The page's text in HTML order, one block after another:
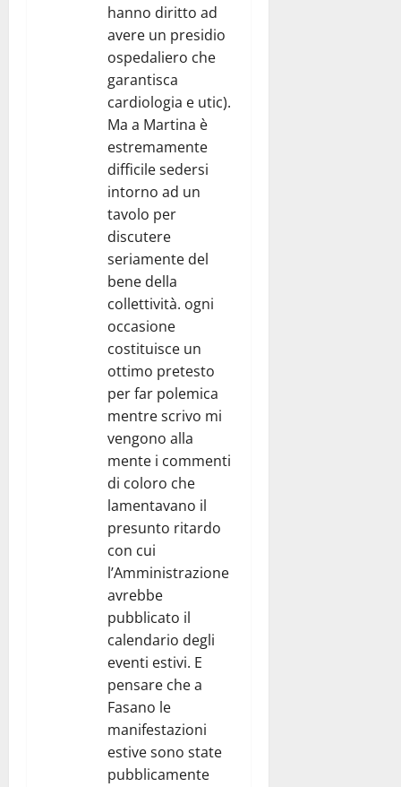
hanno diritto ad
avere un presidio
ospedaliero che
garantisca
cardiologia e utic).
Ma a Martina è
estremamente
difficile sedersi
intorno ad un
tavolo per
discutere
seriamente del
bene della
collettività. ogni
occasione
costituisce un
ottimo pretesto
per far polemica
mentre scrivo mi
vengono alla
mente i commenti
di coloro che
lamentavano il
presunto ritardo
con cui
l’Amministrazione
avrebbe
pubblicato il
calendario degli
eventi estivi. E
pensare che a
Fasano le
manifestazioni
estive sono state
pubblicamente